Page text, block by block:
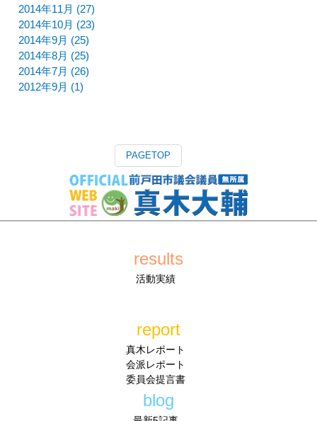
2014年11月 (27)
2014年10月 (23)
2014年9月 (25)
2014年8月 (25)
2014年7月 (26)
2012年9月 (1)
PAGETOP
results
活動実績
report
真木レポート
会派レポート
委員会提言書
blog